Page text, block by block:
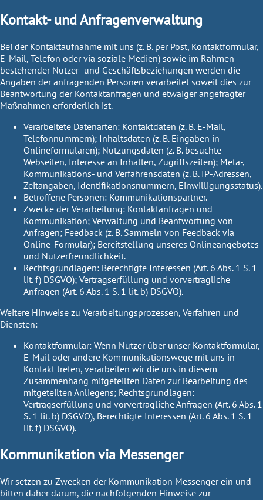
Kontakt- und Anfragenverwaltung
Bei der Kontaktaufnahme mit uns (z. B. per Post, Kontaktformular,
E-Mail, Telefon oder via soziale Medien) sowie im Rahmen
bestehender Nutzer- und Geschäftsbeziehungen werden die
Angaben der anfragenden Personen verarbeitet soweit dies zur
Beantwortung der Kontaktanfragen und etwaiger angefragter
Maßnahmen erforderlich ist.
Verarbeitete Datenarten: Kontaktdaten (z. B. E-Mail,
Telefonnummern); Inhaltsdaten (z. B. Eingaben in
Onlineformularen); Nutzungsdaten (z. B. besuchte
Webseiten, Interesse an Inhalten, Zugriffszeiten); Meta-,
Kommunikations- und Verfahrensdaten (z. B. IP-Adressen,
Zeitangaben, Identifikationsnummern, Einwilligungsstatus).
Betroffene Personen: Kommunikationspartner.
Zwecke der Verarbeitung: Kontaktanfragen und
Kommunikation; Verwaltung und Beantwortung von
Anfragen; Feedback (z. B. Sammeln von Feedback via
Online-Formular); Bereitstellung unseres Onlineangebotes
und Nutzerfreundlichkeit.
Rechtsgrundlagen: Berechtigte Interessen (Art. 6 Abs. 1 S. 1
lit. f) DSGVO); Vertragserfüllung und vorvertragliche
Anfragen (Art. 6 Abs. 1 S. 1 lit. b) DSGVO).
Weitere Hinweise zu Verarbeitungsprozessen, Verfahren und
Diensten:
Kontaktformular: Wenn Nutzer über unser Kontaktformular,
E-Mail oder andere Kommunikationswege mit uns in
Kontakt treten, verarbeiten wir die uns in diesem
Zusammenhang mitgeteilten Daten zur Bearbeitung des
mitgeteilten Anliegens; Rechtsgrundlagen:
Vertragserfüllung und vorvertragliche Anfragen (Art. 6 Abs. 1
S. 1 lit. b) DSGVO), Berechtigte Interessen (Art. 6 Abs. 1 S. 1
lit. f) DSGVO).
Kommunikation via Messenger
Wir setzen zu Zwecken der Kommunikation Messenger ein und
bitten daher darum, die nachfolgenden Hinweise zur